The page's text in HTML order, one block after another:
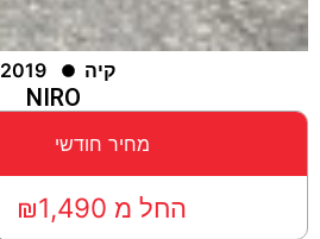
קיה 2019
NIRO
מחיר חודשי
החל מ ₪1,490